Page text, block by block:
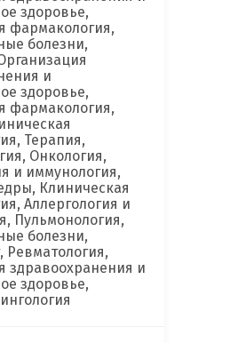
здоровье,
фармакология,
болезни,
и
здоровье,
фармакология,
Терапия,
Онкология,
и иммунология,
Клиническая
Аллергология и
Пульмонология,
болезни,
Ревматология,
здравоохранения и
здоровье,